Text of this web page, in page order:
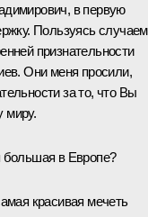
в первую
Пользуясь
признательности
Они меня просили,
за то, что Вы
миру.
большая в Европе?
красивая мечеть